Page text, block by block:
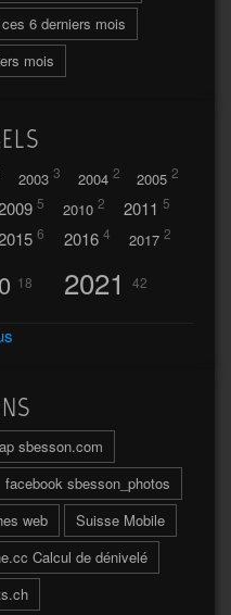
ces 6 derniers mois
mois
2003 3 2004 2 2005 2
5 2010 2 2011 5
6 2016 4 2017 2
18 2021 42
32
Abländschen 3
64 Adelboden 2
6
2019
sbesson.com
facebook sbesson_photos
web
Suisse Mobile
Calcul de dénivelé